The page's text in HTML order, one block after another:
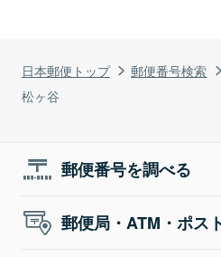
日本郵便トップ 郵便番号検索
松ヶ谷
郵便番号を調べる
郵便局・ATM・ポス